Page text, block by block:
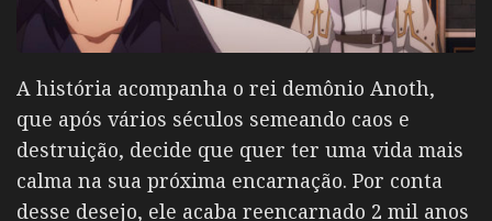
A história acompanha o rei demônio Anoth,
que após vários séculos semeando caos e
destruição, decide que quer ter uma vida mais
calma na sua próxima encarnação. Por conta
desse desejo, ele acaba reencarnado 2 mil anos